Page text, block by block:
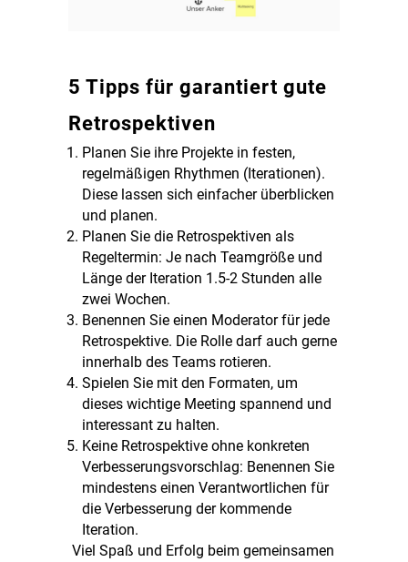
5 Tipps für garantiert gute
Retrospektiven
Planen Sie ihre Projekte in festen,
regelmäßigen Rhythmen (Iterationen).
Diese lassen sich einfacher überblicken
und planen.
Planen Sie die Retrospektiven als
Regeltermin: Je nach Teamgröße und
Länge der Iteration 1.5-2 Stunden alle
zwei Wochen.
Benennen Sie einen Moderator für jede
Retrospektive. Die Rolle darf auch gerne
innerhalb des Teams rotieren.
Spielen Sie mit den Formaten, um
dieses wichtige Meeting spannend und
interessant zu halten.
Keine Retrospektive ohne konkreten
Verbesserungsvorschlag: Benennen Sie
mindestens einen Verantwortlichen für
die Verbesserung der kommende
Iteration.
Viel Spaß und Erfolg beim gemeinsamen